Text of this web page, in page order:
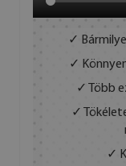
✓
✓
✓ Több
✓
✓